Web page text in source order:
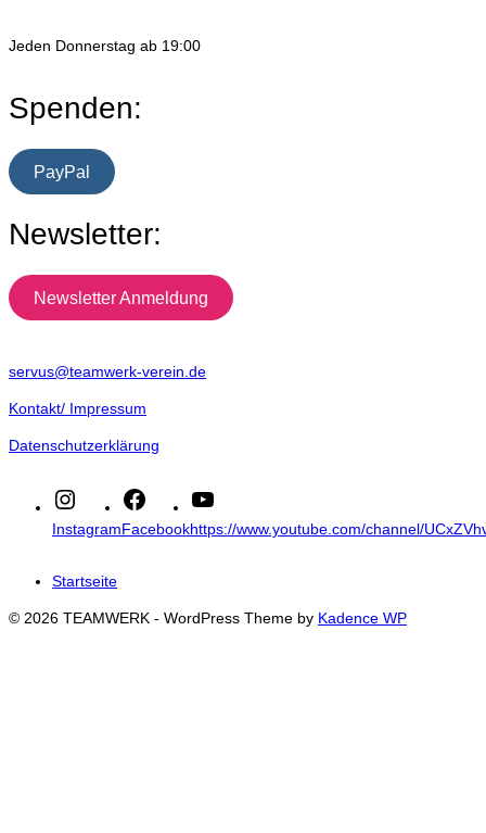
Jeden Donnerstag ab 19:00
Spenden:
PayPal
Newsletter:
Newsletter Anmeldung
servus@teamwerk-verein.de
Kontakt/ Impressum
Datenschutzerklärung
InstagramFacebookhttps://www.youtube.com/channel/
Startseite
© 2026 TEAMWERK - WordPress Theme by Kadence WP